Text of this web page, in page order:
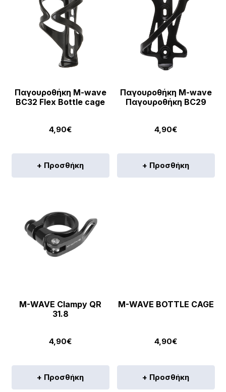
Παγουροθήκη M-wave
BC32 Flex Bottle cage
4,90€
+ Προσθήκη
Παγουροθήκη M-wave
Παγουροθήκη BC29
4,90€
+ Προσθήκη
M-WAVE Clampy QR
31.8
4,90€
+ Προσθήκη
M-WAVE BOTTLE CAGE
4,90€
+ Προσθήκη